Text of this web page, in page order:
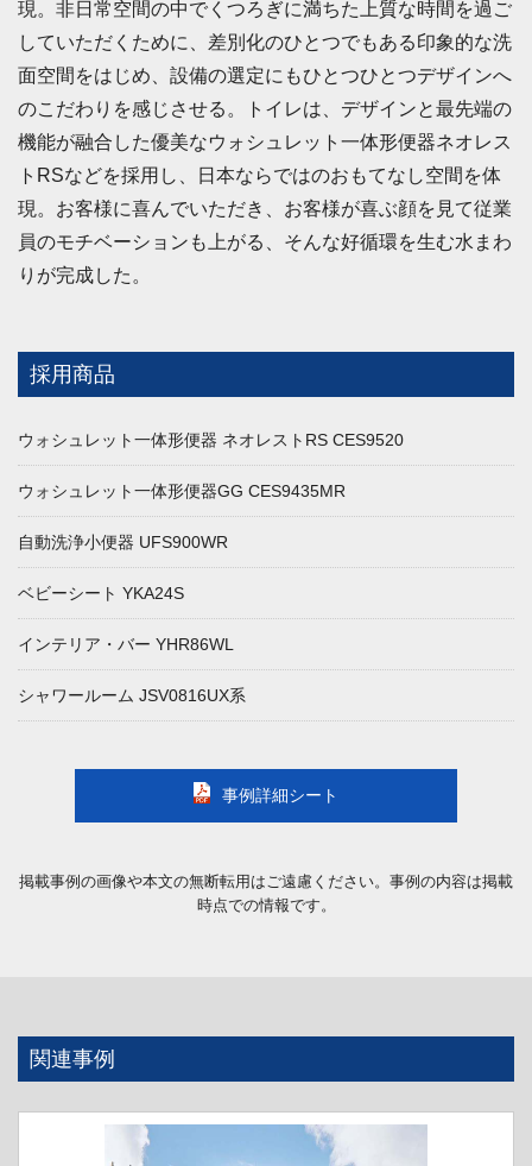
現。非日常空間の中でくつろぎに満ちた上質な時間を過ご
していただくために、差別化のひとつでもある印象的な洗
面空間をはじめ、設備の選定にもひとつひとつデザインへ
のこだわりを感じさせる。トイレは、デザインと最先端の
機能が融合した優美なウォシュレット一体形便器ネオレス
トRSなどを採用し、日本ならではのおもてなし空間を体
現。お客様に喜んでいただき、お客様が喜ぶ顔を見て従業
員のモチベーションも上がる、そんな好循環を生む水まわ
りが完成した。
採用商品
ウォシュレット一体形便器 ネオレストRS CES9520
ウォシュレット一体形便器GG CES9435MR
自動洗浄小便器 UFS900WR
ベビーシート YKA24S
インテリア・バー YHR86WL
シャワールーム JSV0816UX系
事例詳細シート
掲載事例の画像や本文の無断転用はご遠慮ください。事例の内容は掲載
時点での情報です。
関連事例